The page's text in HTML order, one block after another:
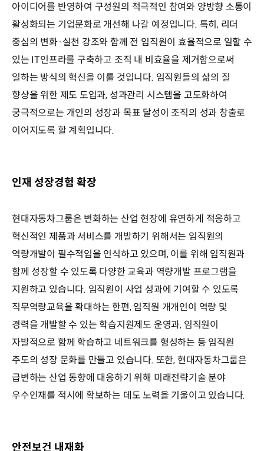
아이디어를 반영하여 구성원의 적극적인 참여와 양방향 소통이
활성화되는 기업문화로 개선해 나갈 예정입니다. 특히, 리더
중심의 변화·실천 강조와 함께 전 임직원이 효율적으로 일할 수
있는 IT인프라를 구축하고 조직 내 비효율을 제거함으로써
일하는 방식의 혁신을 이룰 것입니다. 임직원들의 삶의 질
향상을 위한 제도 도입과, 성과관리 시스템을 고도화하여
궁극적으로는 개인의 성장과 목표 달성이 조직의 성과 창출로
이어지도록 할 계획입니다.
인재 성장경험 확장
현대자동차그룹은 변화하는 산업 현장에 유연하게 적응하고
혁신적인 제품과 서비스를 개발하기 위해서는 임직원의
역량개발이 필수적임을 인식하고 있으며, 이를 위해 임직원과
함께 성장할 수 있도록 다양한 교육과 역량개발 프로그램을
지원하고 있습니다. 임직원이 사업 성과에 기여할 수 있도록
직무역량교육을 확대하는 한편, 임직원 개개인이 역량 및
경력을 개발할 수 있는 학습지원제도 운영과, 임직원이
자발적으로 함께 학습하고 네트워크를 형성하는 등 임직원
주도의 성장 문화를 만들고 있습니다. 또한, 현대자동차그룹은
급변하는 산업 동향에 대응하기 위해 미래전략기술 분야
우수인재를 적시에 확보하는 데도 노력을 기울이고 있습니다.
안전보건 내재화